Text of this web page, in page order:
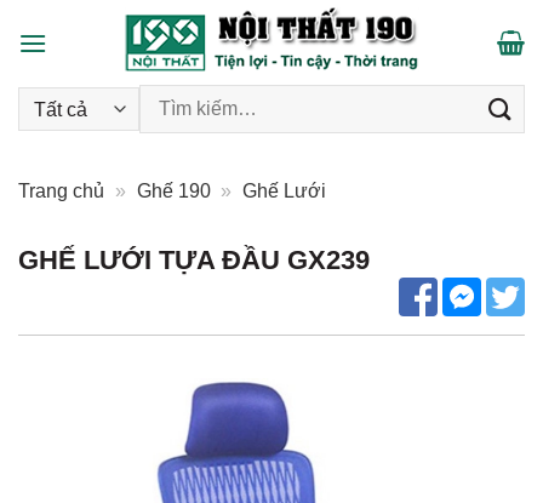
Tìm kiếm:
Trang chủ » Ghế 190 » Ghế Lưới
GHẾ LƯỚI TỰA ĐẦU GX239